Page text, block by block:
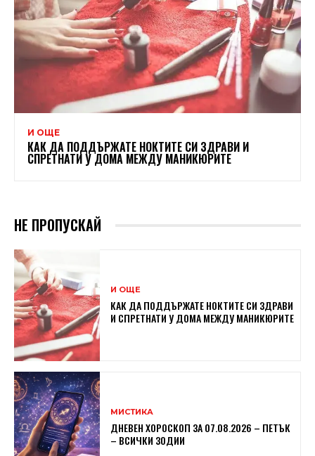
И ОЩЕ
КАК ДА ПОДДЪРЖАТЕ НОКТИТЕ СИ ЗДРАВИ И
СПРЕТНАТИ У ДОМА МЕЖДУ МАНИКЮРИТЕ
НЕ ПРОПУСКАЙ
И ОЩЕ
КАК ДА ПОДДЪРЖАТЕ НОКТИТЕ СИ ЗДРАВИ
И СПРЕТНАТИ У ДОМА МЕЖДУ МАНИКЮРИТЕ
МИСТИКА
ДНЕВЕН ХОРОСКОП ЗА 07.08.2026 – ПЕТЪК
– ВСИЧКИ ЗОДИИ